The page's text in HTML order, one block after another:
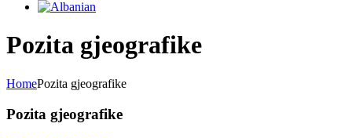
Pozita gjeografike
HomePozita gjeografike
Pozita gjeografike